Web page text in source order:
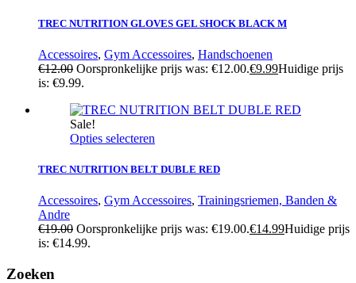
TREC NUTRITION GLOVES GEL SHOCK BLACK M
Accessoires, Gym Accessoires, Handschoenen
€12.00 Oorspronkelijke prijs was: €12.00.€9.99Huidige prijs
is: €9.99.
Sale!
Opties selecteren
TREC NUTRITION BELT DUBLE RED
Accessoires, Gym Accessoires, Trainingsriemen, Banden &
Andre
€19.00 Oorspronkelijke prijs was: €19.00.€14.99Huidige prijs
is: €14.99.
Zoeken